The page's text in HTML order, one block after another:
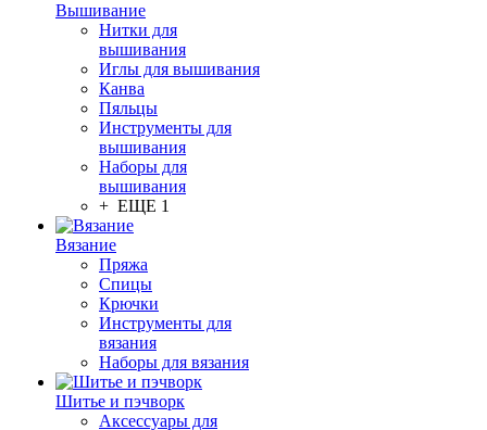
Вышивание
Нитки для
вышивания
Иглы для вышивания
Канва
Пяльцы
Инструменты для
вышивания
Наборы для
вышивания
+ ЕЩЕ 1
Вязание
Пряжа
Спицы
Крючки
Инструменты для
вязания
Наборы для вязания
Шитье и пэчворк
Аксессуары для